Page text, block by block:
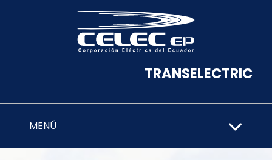
TRANSELECTRIC
MENÚ